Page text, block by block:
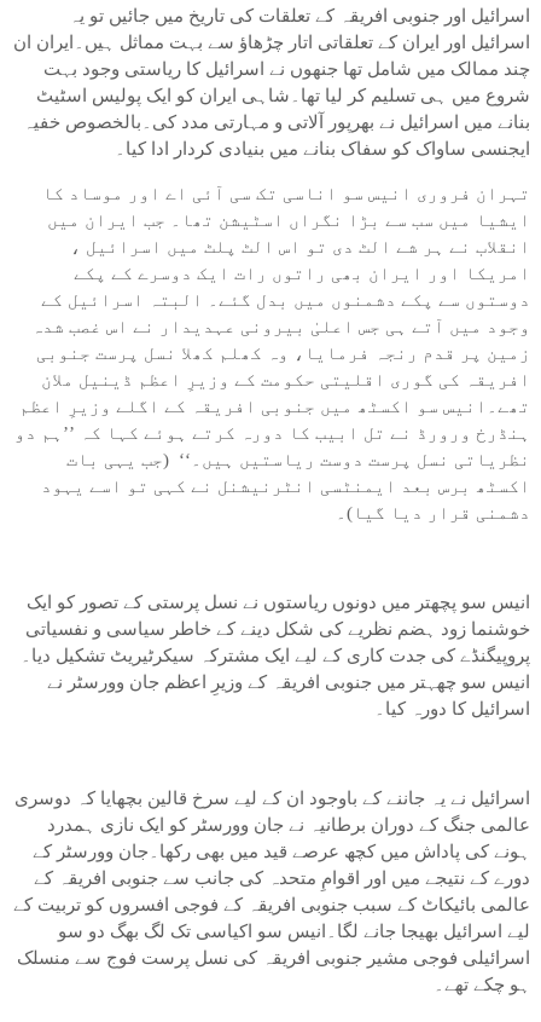
اسرائیل اور جنوبی افریقہ کے تعلقات کی تاریخ میں جائیں تو یہ
اسرائیل اور ایران کے تعلقاتی اتار چڑھاؤ سے بہت مماثل ہیں۔ایران ان
چند ممالک میں شامل تھا جنھوں نے اسرائیل کا ریاستی وجود بہت
شروع میں ہی تسلیم کر لیا تھا۔شاہی ایران کو ایک پولیس اسٹیٹ
بنانے میں اسرائیل نے بھرپور آلاتی و مہارتی مدد کی۔بالخصوص خفیہ
ایجنسی ساواک کو سفاک بنانے میں بنیادی کردار ادا کیا۔
تہران فروری انیس سو اناسی تک سی آئی اے اور موساد کا
ایشیا میں سب سے بڑا نگراں اسٹیشن تھا۔ جب ایران میں
انقلاب نے ہر شے الٹ دی تو اس الٹ پلٹ میں اسرائیل ،
امریکا اور ایران بھی راتوں رات ایک دوسرے کے پکے
دوستوں سے پکے دشمنوں میں بدل گئے۔ البتہ اسرائیل کے
وجود میں آتے ہی جس اعلیٰ بیرونی عہدیدار نے اس غصب شدہ
زمین پر قدم رنجہ فرمایا، وہ کھلم کھلا نسل پرست جنوبی
افریقہ کی گوری اقلیتی حکومت کے وزیرِ اعظم ڈینیل ملان
تھے۔انیس سو اکسٹھ میں جنوبی افریقہ کے اگلے وزیرِ اعظم
ہنڈرخ ورورڈ نے تل ابیب کا دورہ کرتے ہوئے کہا کہ ’’ہم دو
نظریاتی نسل پرست دوست ریاستیں ہیں۔‘‘ (جب یہی بات
اکسٹھ برس بعد ایمنٹسی انٹرنیشنل نے کہی تو اسے یہود
دشمنی قرار دیا گیا)۔
انیس سو پچھتر میں دونوں ریاستوں نے نسل پرستی کے تصور کو ایک
خوشنما زود ہضم نظریے کی شکل دینے کے خاطر سیاسی و نفسیاتی
پروپیگنڈے کی جدت کاری کے لیے ایک مشترکہ سیکرٹیریٹ تشکیل دیا۔
انیس سو چھہتر میں جنوبی افریقہ کے وزیرِ اعظم جان وورسٹر نے
اسرائیل کا دورہ کیا۔
اسرائیل نے یہ جاننے کے باوجود ان کے لیے سرخ قالین بچھایا کہ دوسری
عالمی جنگ کے دوران برطانیہ نے جان وورسٹر کو ایک نازی ہمدرد
ہونے کی پاداش میں کچھ عرصے قید میں بھی رکھا۔جان وورسٹر کے
دورے کے نتیجے میں اور اقوامِ متحدہ کی جانب سے جنوبی افریقہ کے
عالمی بائیکاٹ کے سبب جنوبی افریقہ کے فوجی افسروں کو تربیت کے
لیے اسرائیل بھیجا جانے لگا۔انیس سو اکیاسی تک لگ بھگ دو سو
اسرائیلی فوجی مشیر جنوبی افریقہ کی نسل پرست فوج سے منسلک
ہو چکے تھے۔